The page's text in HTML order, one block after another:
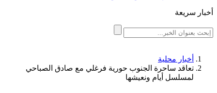
أخبار سريعة
أخبار محلية
تعاقد ساحرة الجنوب حورية فرغلي مع صادق الصباحي
لمسلسل أيام ونعيشها